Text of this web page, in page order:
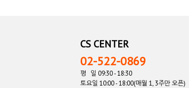
CS CENTER
02-522-0869
평 일 09:30 - 18:30
토요일 10:00 - 18:00(매월 1, 3주만 오픈)